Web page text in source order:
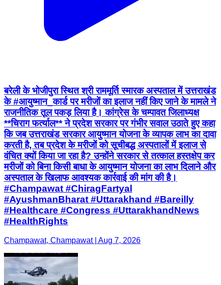
बरेली के भोजीपुरा स्थित श्री राममूर्ति स्मारक अस्पताल में उत्तराखंड
के #आयुष्मान_कार्ड पर मरीजों का इलाज नहीं किए जाने के मामले ने
राजनीतिक तूल पकड़ लिया है। कांग्रेस के चम्पावत जिलाध्यक्ष
**चिराग फर्त्याल** ने प्रदेश सरकार पर गंभीर सवाल उठाते हुए कहा
कि जब उत्तराखंड सरकार आयुष्मान योजना के व्यापक लाभ का दावा
करती है, तब प्रदेश के मरीजों को सूचीबद्ध अस्पतालों में इलाज से
वंचित क्यों किया जा रहा है? उन्होंने सरकार से तत्काल हस्तक्षेप कर
मरीजों को बिना किसी बाधा के आयुष्मान योजना का लाभ दिलाने और
अस्पताल के खिलाफ आवश्यक कार्रवाई की मांग की है।
#Champawat #ChiragFartyal
#AyushmanBharat #Uttarakhand #Bareilly
#Healthcare #Congress #UttarakhandNews
#HealthRights
Champawat, Champawat | Aug 7, 2026